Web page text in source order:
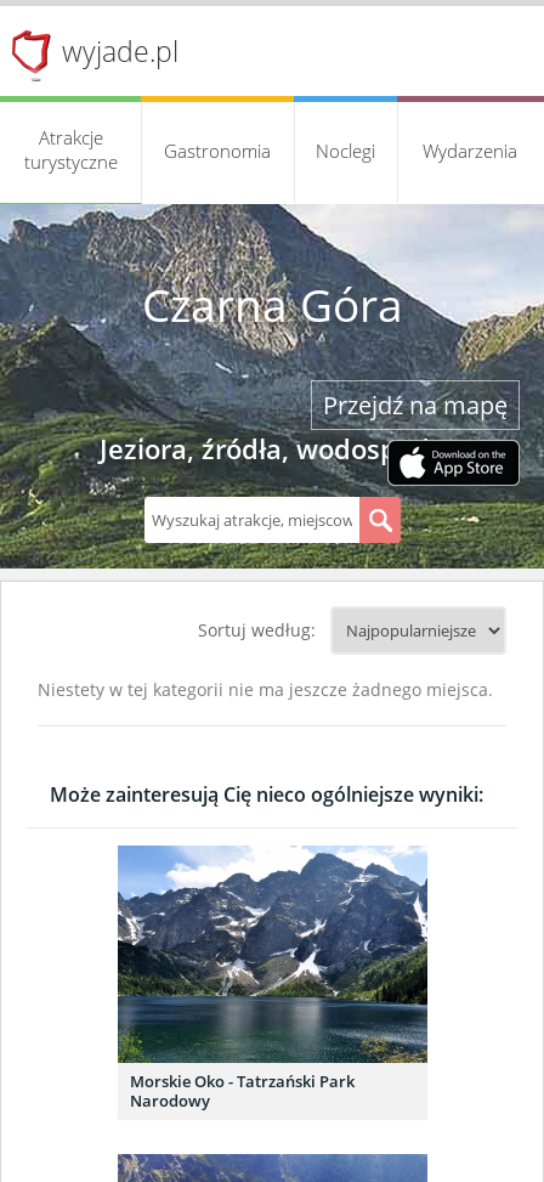
wyjade.pl
Atrakcje
turystyczne
Gastronomia Noclegi Wydarzenia
Czarna Góra
Jeziora, źródła, wodospady
Przejdź na mapę
Sortuj według:
Niestety w tej kategorii nie ma jeszcze żadnego miejsca.
Może zainteresują Cię nieco ogólniejsze wyniki:
Morskie Oko - Tatrzański Park
Narodowy